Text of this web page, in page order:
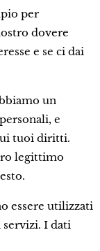
per
dovere
e se ci dai
un
e
tuoi diritti.
legittimo
essere utilizzati
I dati